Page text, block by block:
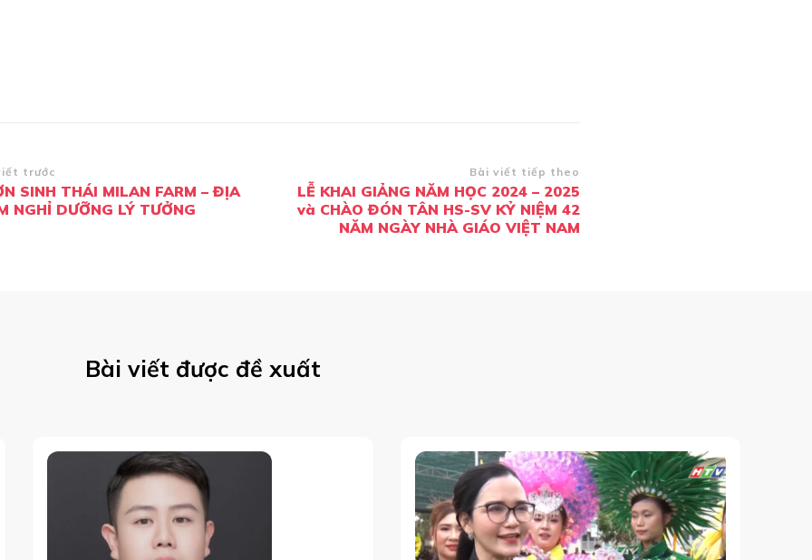
trước
SINH THÁI MILAN FARM – ĐỊA
NGHỈ DƯỠNG LÝ TƯỞNG
Bài viết tiếp theo
LỄ KHAI GIẢNG NĂM HỌC 2024 – 2025
và CHÀO ĐÓN TÂN HS-SV KỶ NIỆM 42
NĂM NGÀY NHÀ GIÁO VIỆT NAM
Bài viết được đề xuất